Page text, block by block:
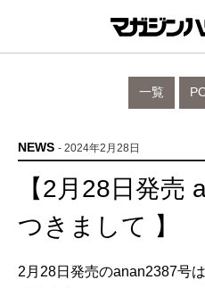
一覧
NEWS - 2024年2月28日
【2月28日発売
つきまして 】
2月28日発売のanan2387号